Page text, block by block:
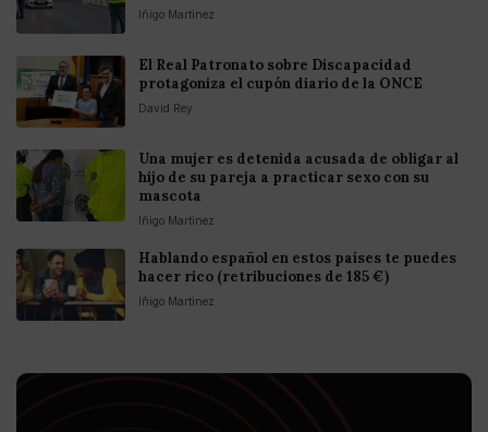
Iñigo Martinez
El Real Patronato sobre Discapacidad
protagoniza el cupón diario de la ONCE
David Rey
Una mujer es detenida acusada de obligar al
hijo de su pareja a practicar sexo con su
mascota
Iñigo Martinez
Hablando español en estos países te puedes
hacer rico (retribuciones de 185 €)
Iñigo Martinez